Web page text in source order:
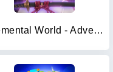
Elemental World - Adventure